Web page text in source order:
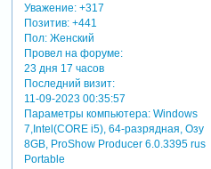
Уважение: +317
Позитив: +441
Пол:Женский
Провел на форуме:
23 дня 17 часов
Последний визит:
11-09-2023 00:35:57
Параметры компьютера:Windows
7,Intel(CORE i5), 64-разрядная, Озу
8GB, ProShow Producer 6.0.3395 rus
Portable